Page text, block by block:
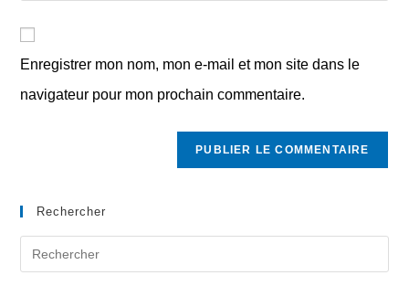
comment
to
l’URL
de
votre
Enregistrer mon nom, mon e-mail et mon site dans le
navigateur pour mon prochain commentaire.
Rechercher